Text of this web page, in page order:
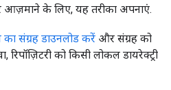
के लिए, यह तरीका अपनाएं.
संग्रह डाउनलोड करें और संग्रह को
को किसी लोकल डायरेक्ट्री